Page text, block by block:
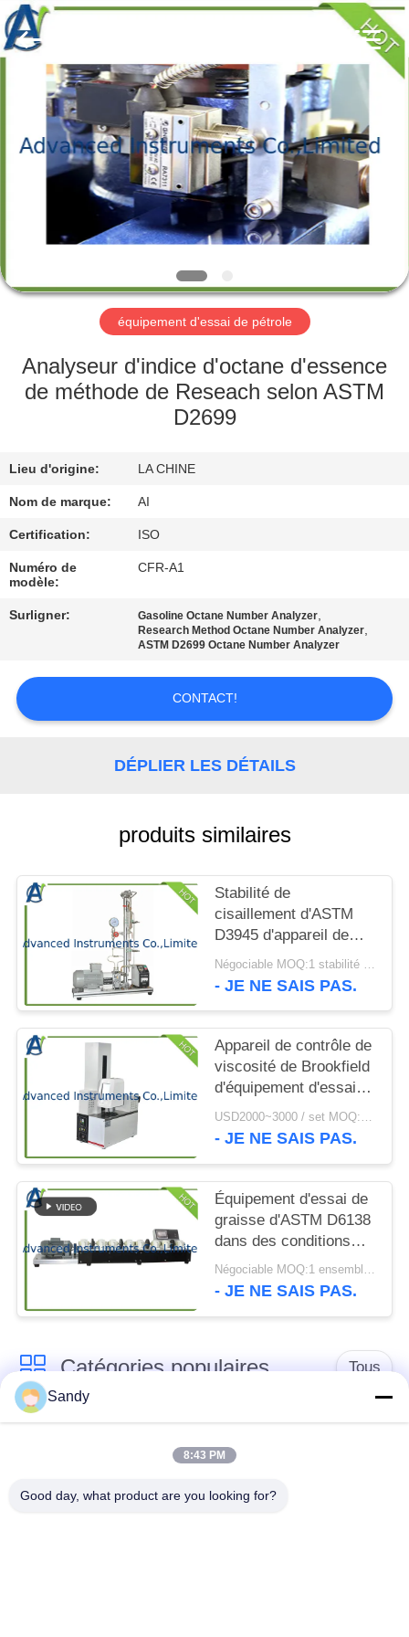
MAISON
PRODUITS
SUJET
DE
NOUS
VISITE
D'USINE
DE
QUALITÉ
CONTACTEZ-
NOUS
NOUVELLES
CAS
DEMANDEZ
CITATION
PLAN
DU
SITE
PRIVACY
POLICY
2026
Advanced
Instruments
Co.,Limited.
All
équipement d'essai de pétrole
Analyseur d'indice d'octane d'essence
de méthode de Reseach selon ASTM
D2699
Lieu d'origine: LA CHINE
Nom de marque: AI
Certification: ISO
Numéro de
modèle:
CFR-A1
Surligner: Gasoline Octane Number Analyzer,
Research Method Octane Number Analyzer,
ASTM D2699 Octane Number Analyzer
CONTACT!
DÉPLIER LES DÉTAILS
produits similaires
Stabilité de
cisaillement d'ASTM
D3945 d'appareil de
contrôle Polymère-
contenant de fluides
Négociable MOQ:1 stabilité réglée de cisaillement d'appareil de contrôle Polymère-contenant de fluides
- JE NE SAIS PAS.
Appareil de contrôle de
viscosité de Brookfield
d'équipement d'essai
d'huile de graissage de
basse température
USD2000~3000 / set MOQ:1 jeu
- JE NE SAIS PAS.
Équipement d'essai de
graisse d'ASTM D6138
dans des conditions
humides dynamiques
(essai d'Emcor)
Négociable MOQ:1 ensemble ASTM D6138 graissent l'équipement d'essai
- JE NE SAIS PAS.
Catégories populaires Tous
Équipement de test
Équipement de test
d'huile
Équipement d'essai
Machine d'essai de
Sandy
8:43 PM
Good day, what product are you looking for?